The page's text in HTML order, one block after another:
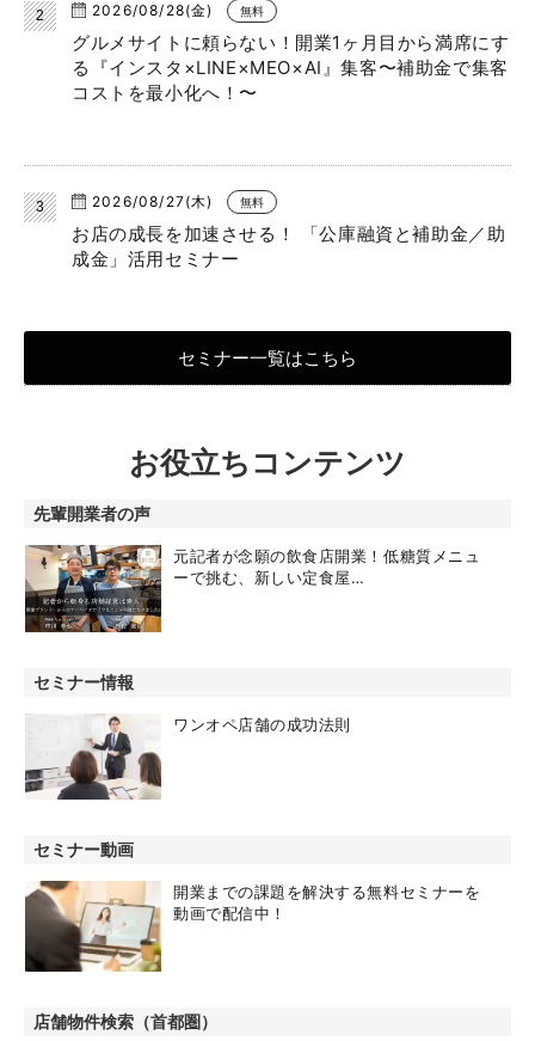
2026/08/28(金) 無料
グルメサイトに頼らない！開業1ヶ月目から満席にす
る『インスタ×LINE×MEO×AI』集客〜補助金で集客
コストを最小化へ！〜
2026/08/27(木) 無料
お店の成長を加速させる！ 「公庫融資と補助金／助
成金」活用セミナー
セミナー一覧はこちら
お役立ちコンテンツ
先輩開業者の声
元記者が念願の飲食店開業！低糖質メニュ
ーで挑む、新しい定食屋…
セミナー情報
ワンオペ店舗の成功法則
セミナー動画
開業までの課題を解決する無料セミナーを
動画で配信中！
店舗物件検索（首都圏）